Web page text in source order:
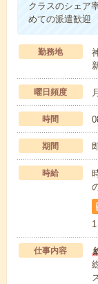
クラスのシェア
めての派遣歓迎
勤務地
曜日頻度
時間
期間
時給
仕事内容